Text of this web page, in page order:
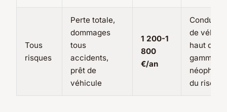
Tous
risques
Perte totale,
dommages
tous
accidents,
prêt de
véhicule
1 200-1
800
€/an
de
haut de
gamme,
du risque